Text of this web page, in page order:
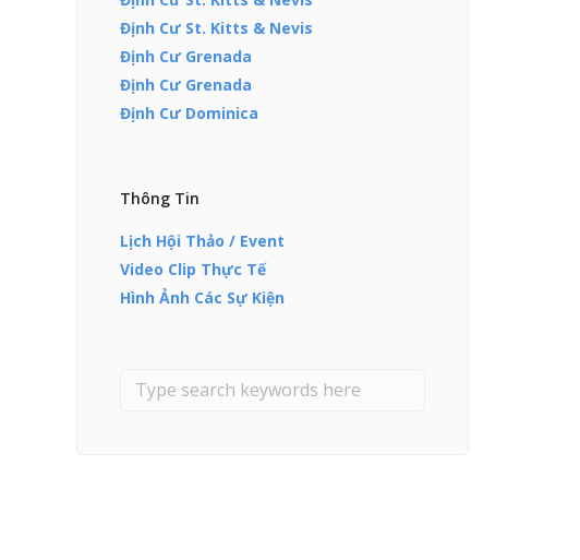
Định Cư St. Kitts & Nevis
Định Cư Grenada
Định Cư Grenada
Định Cư Dominica
Thông Tin
Lịch Hội Thảo / Event
Video Clip Thực Tế
Hình Ảnh Các Sự Kiện